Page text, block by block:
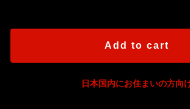
Add to cart
日本国内にお住まいの方向